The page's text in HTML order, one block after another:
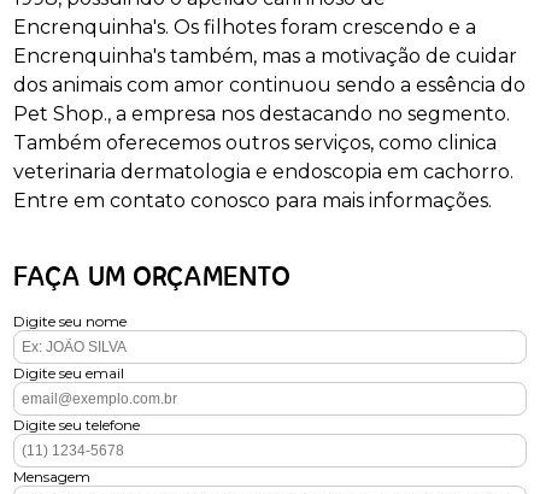
Encrenquinha's. Os filhotes foram crescendo e a
Encrenquinha's também, mas a motivação de cuidar
dos animais com amor continuou sendo a essência do
Pet Shop., a empresa nos destacando no segmento.
Também oferecemos outros serviços, como clinica
veterinaria dermatologia e endoscopia em cachorro.
Entre em contato conosco para mais informações.
FAÇA UM ORÇAMENTO
Digite seu nome
Digite seu email
Digite seu telefone
Mensagem